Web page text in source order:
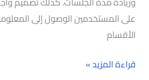
على المستخدمين الوصول إلى
الأقسام
قراءة المزيد »